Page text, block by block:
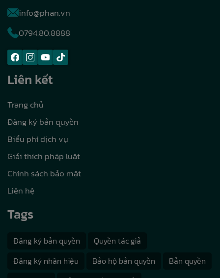
info@phan.vn
0794.80.8888
Liên kết
Trang chủ
Đăng ký bản quyền
Biểu phí dịch vụ
Giải thích pháp luật
Chính sách bảo mật
Liên hệ
Tags
Đăng ký bản quyền
Quyền tác giả
Đăng ký nhãn hiệu
Bảo hộ bản quyền
Bản quyền